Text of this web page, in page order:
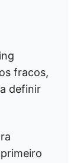
fracos,
definir